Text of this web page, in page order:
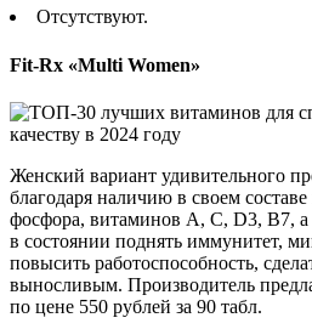
Отсутствуют.
Fit-Rx «Multi Women»
Женский вариант удивительного
благодаря наличию в своем
фосфора, витаминов А, С, D3, В7,
в состоянии поднять иммунитет,
повысить работоспособность,
выносливым. Производитель
по цене 550 рублей за 90 табл.